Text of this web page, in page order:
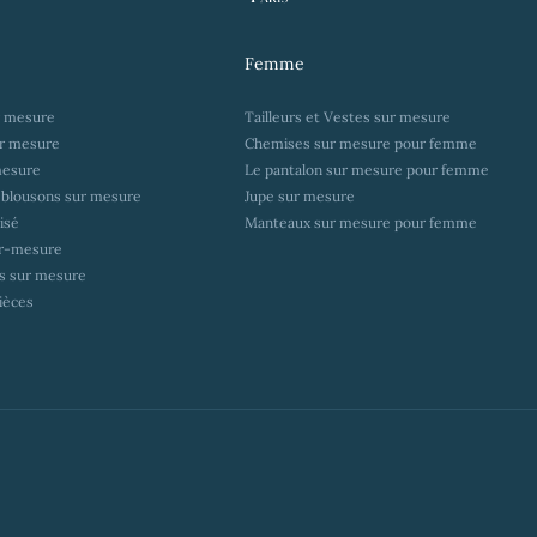
mesure
sur mesure
mesure
sur mesure
Femme
Tailleurs et Vestes sur mesure
Chemises sur mesure pour femme
Le pantalon sur mesure pour femme
Jupe sur mesure
Manteaux sur mesure pour femme